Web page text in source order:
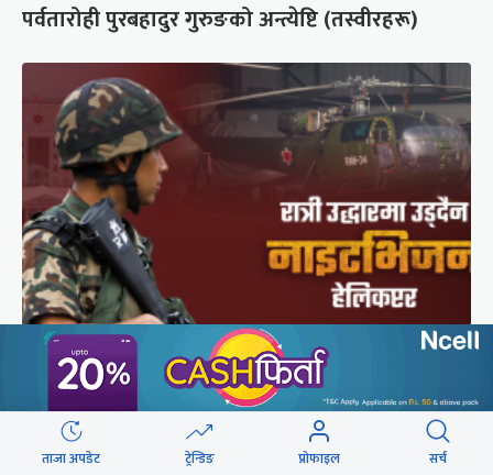
पर्वतारोही पुरबहादुर गुरुङको अन्त्येष्टि (तस्वीरहरू)
सेनाको नाइटभिजन हेलिकप्टर : भीआईपीका लागि उड्छ,
जनताको ज्यान बचाउन उड्दैन
ताजा अपडेट ट्रेन्डिङ प्रोफाइल सर्च